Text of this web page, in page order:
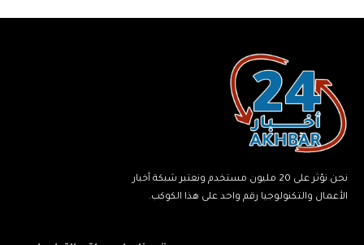
نحن نؤثر على 20 مليون مستخدم ونعتبر شبكة أخبار
الأعمال والتكنولوجيا رقم واحد على هذا الكوكب.